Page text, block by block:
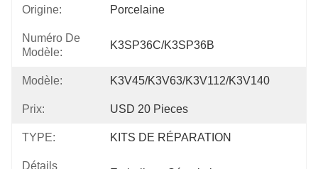
Origine: Porcelaine
Numéro De
Modèle:
K3SP36C/K3SP36B
Modèle: K3V45/K3V63/K3V112/K3V140
Prix: USD 20 Pieces
TYPE: KITS DE RÉPARATION
Détails